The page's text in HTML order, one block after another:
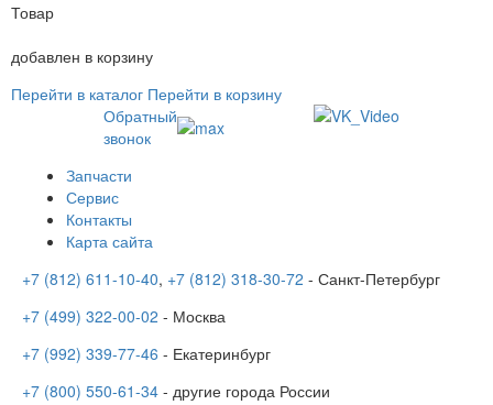
Товар
добавлен в корзину
Перейти в каталог Перейти в корзину
Обратный
звонок
Запчасти
Сервис
Контакты
Карта сайта
+7 (812) 611-10-40, +7 (812) 318-30-72 - Санкт-Петербург
+7 (499) 322-00-02 - Москва
+7 (992) 339-77-46 - Екатеринбург
+7 (800) 550-61-34 - другие города России